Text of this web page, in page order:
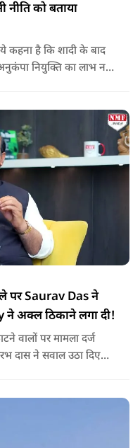
नीति को बताया
कहना है कि शादी के बाद
नियुक्ति का लाभ नहीं
पर Saurav Das ने
अक्ल ठिकाने लगा दी!
वालों पर मामला दर्ज
दास ने सवाल उठा दिए